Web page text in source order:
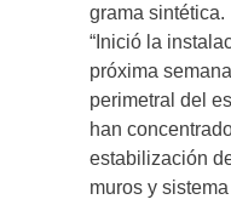
grama sintética.
“Inició la
próxima
perimetral del
han
estabilización
muros y